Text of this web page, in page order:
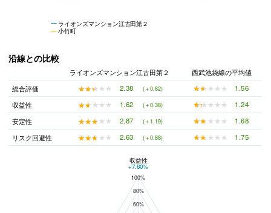
ライオンズマンション江古田第２
小竹町
沿線との比較
ライオンズマンション江古田第２
西武池袋線の平均値
総合評価
★★★★★
★★★★★ 2.38 (＋0.82) ★★★★★
★★★★★
1.56
収益性
★★★★★
★★★★★ 1.62 (＋0.38) ★★★★★
★★★★★
1.24
安定性
★★★★★
★★★★★ 2.87 (＋1.19) ★★★★★
★★★★★
1.68
リスク回避性
★★★★★
★★★★★ 2.63 (＋0.88) ★★★★★
★★★★★ 1.75
100%
80%
60%
収益性
+7.60%